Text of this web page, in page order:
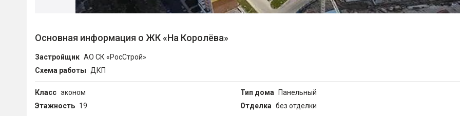
Основная информация о ЖК «На Королёва»
Застройщик АО СК «РосСтрой»
Схема работы
ДКП
Класс эконом Тип дома
Панельный
Этажность 19 Отделка без отделки